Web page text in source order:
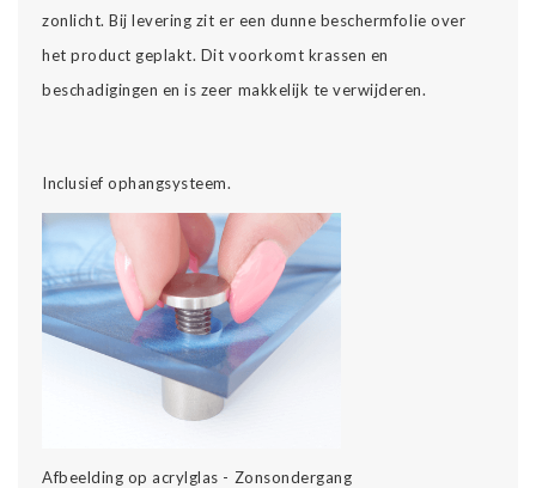
zonlicht. Bij levering zit er een dunne beschermfolie over
het product geplakt. Dit voorkomt krassen en
beschadigingen en is zeer makkelijk te verwijderen.
Inclusief ophangsysteem.
Afbeelding op acrylglas - Zonsondergang